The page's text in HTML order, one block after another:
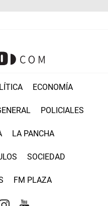
ECONOMÍA
POLICIALES
LA PANCHA
SOCIEDAD
FM PLAZA